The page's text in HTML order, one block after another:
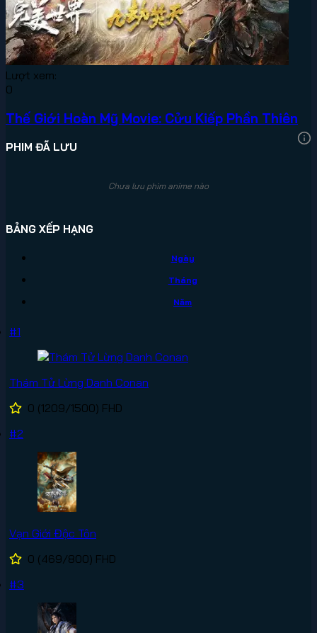
Lượt xem:
0
Thế Giới Hoàn Mỹ Movie: Cửu Kiếp Phần Thiên
PHIM ĐÃ LƯU
Chưa lưu phim anime nào
BẢNG XẾP HẠNG
Ngày
Tháng
Năm
#1
Thám Tử Lừng Danh Conan
0 (1209/1500) FHD
#2
Vạn Giới Độc Tôn
0 (469/800) FHD
#3